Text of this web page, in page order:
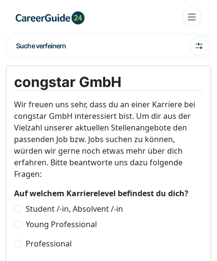
Suche verfeinern
congstar GmbH
Wir freuen uns sehr, dass du an einer Karriere bei
congstar GmbH interessiert bist. Um dir aus der
Vielzahl unserer aktuellen Stellenangebote den
passenden Job bzw. Jobs suchen zu können,
würden wir gerne noch etwas mehr über dich
erfahren. Bitte beantworte uns dazu folgende
Fragen:
Auf welchem Karrierelevel befindest du dich?
Student /-in, Absolvent /-in
Young Professional
Professional